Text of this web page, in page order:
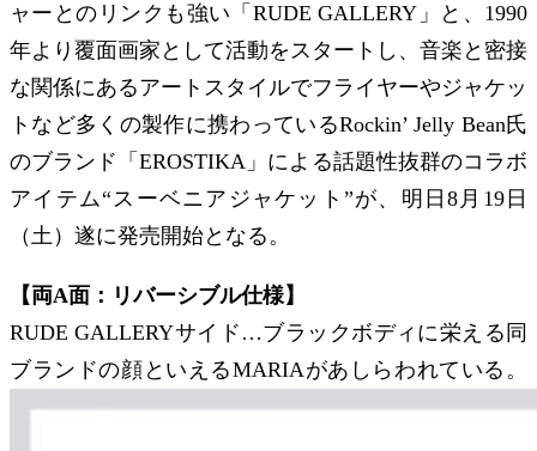
ャーとのリンクも強い「RUDE GALLERY」と、1990
年より覆面画家として活動をスタートし、音楽と密接
な関係にあるアートスタイルでフライヤーやジャケッ
トなど多くの製作に携わっているRockin’ Jelly Bean氏
のブランド「EROSTIKA」による話題性抜群のコラボ
アイテム“スーベニアジャケット”が、明日8月19日
（土）遂に発売開始となる。
【両A面：リバーシブル仕様】
RUDE GALLERYサイド…ブラックボディに栄える同
ブランドの顔といえるMARIAがあしらわれている。